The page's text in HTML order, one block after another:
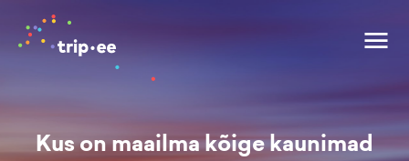
Kus on maailma kõige kaunimad